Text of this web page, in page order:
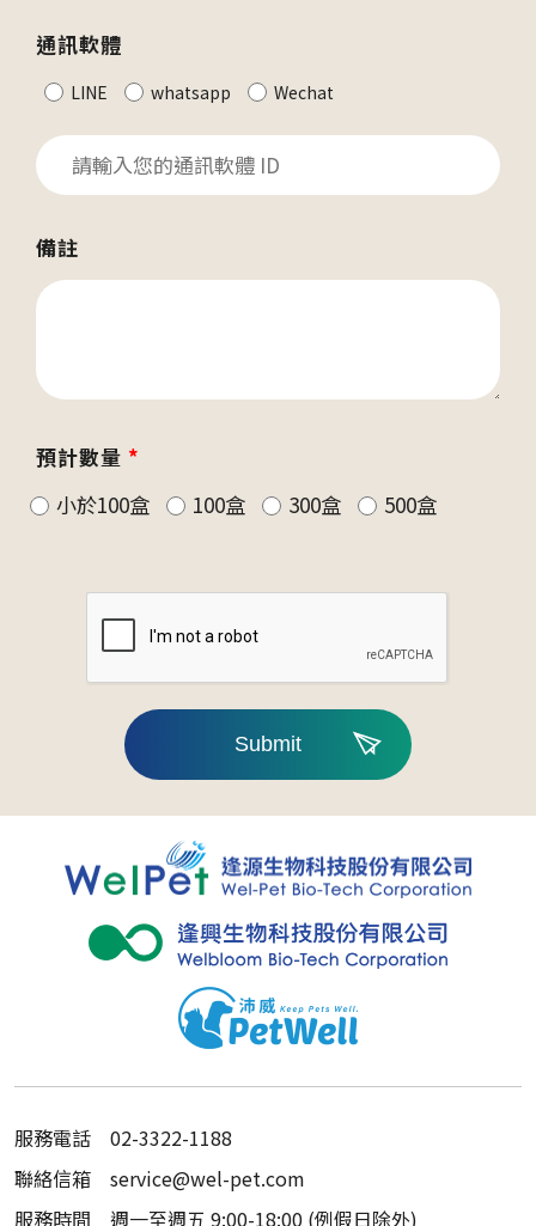
通訊軟體
LINE whatsapp Wechat
備註
預計數量 *
小於100盒
100盒 300盒 500盒
Submit
服務電話
02-3322-1188
聯絡信箱
service@wel-pet.com
服務時間
週一至週五 9:00-18:00 (例假日除外)